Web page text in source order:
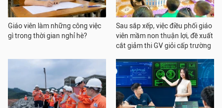
Giáo viên làm những công việc
gì trong thời gian nghỉ hè?
Sau sắp xếp, việc điều phối giáo
viên mầm non thuận lợi, đề xuất
cắt giảm thi GV giỏi cấp trường